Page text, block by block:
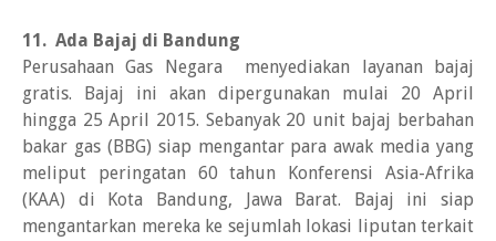
11. Ada Bajaj di Bandung
Perusahaan Gas Negara menyediakan layanan bajaj
gratis. Bajaj ini akan dipergunakan mulai 20 April
hingga 25 April 2015. Sebanyak 20 unit bajaj berbahan
bakar gas (BBG) siap mengantar para awak media yang
meliput peringatan 60 tahun Konferensi Asia-Afrika
(KAA) di Kota Bandung, Jawa Barat. Bajaj ini siap
mengantarkan mereka ke sejumlah lokasi liputan terkait